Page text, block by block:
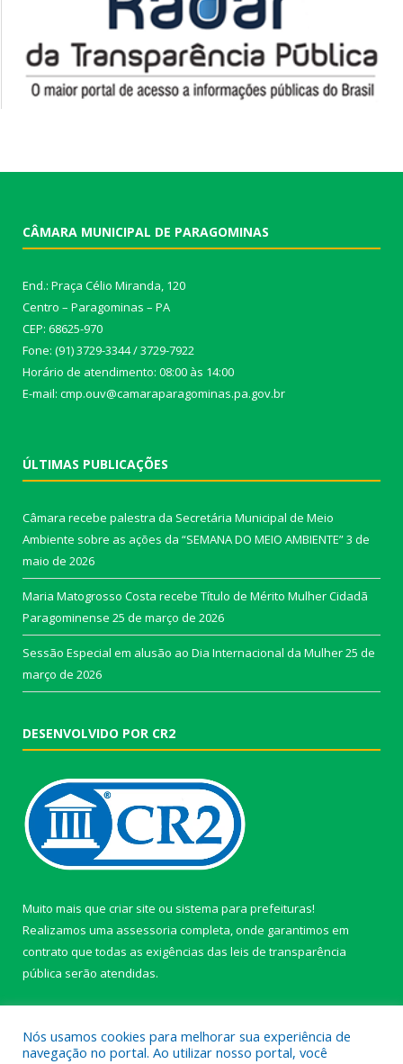
CÂMARA MUNICIPAL DE PARAGOMINAS
End.: Praça Célio Miranda, 120
Centro – Paragominas – PA
CEP: 68625-970
Fone: (91) 3729-3344 / 3729-7922
Horário de atendimento: 08:00 às 14:00
E-mail: cmp.ouv@camaraparagominas.pa.gov.br
ÚLTIMAS PUBLICAÇÕES
Câmara recebe palestra da Secretária Municipal de Meio
Ambiente sobre as ações da “SEMANA DO MEIO AMBIENTE”3 de
maio de 2026
Maria Matogrosso Costa recebe Título de Mérito Mulher Cidadã
Paragominense 25 de março de 2026
Sessão Especial em alusão ao Dia Internacional da Mulher25 de
março de 2026
DESENVOLVIDO POR CR2
Muito mais que criar site ou sistema para prefeituras!
Realizamos uma assessoria completa, onde garantimos em
contrato que todas as exigências das leis de transparência
pública serão atendidas.
Nós usamos cookies para melhorar sua experiência de
navegação no portal. Ao utilizar nosso portal, você